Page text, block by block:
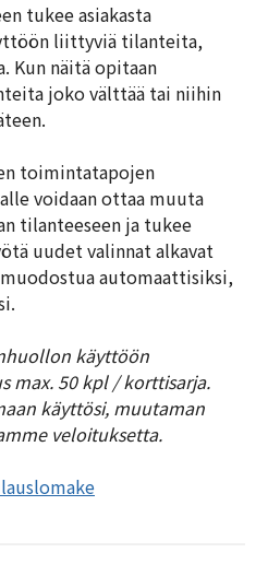
tukee asiakasta
liittyviä tilanteita,
Kun näitä opitaan
joko välttää tai niihin
toimintatapojen
voidaan ottaa muuta
tilanteeseen ja tukee
uudet valinnat alkavat
automaattisiksi,
käyttöön
max. 50 kpl / korttisarja.
käyttösi, muutaman
veloituksetta.